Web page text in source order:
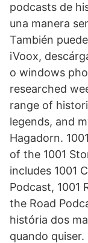
podcasts de
una manera
También
iVoox,
o windows
researched
range of
legends, and
Hagadorn.
of the 1001
includes 1001
Podcast, 1001
the Road
história dos
quando quiser.